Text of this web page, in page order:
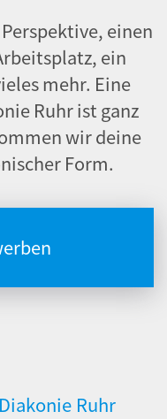
einen
ein
mehr. Eine
Ruhr ist ganz
wir deine
Form.
Ruhr